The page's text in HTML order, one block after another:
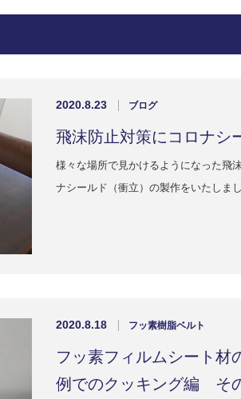
2020.8.23 ブログ
飛沫防止対策にコロナシ
様々な場所で見かけるようになった飛
ナシールド（衝立）の製作をいたしま
2020.8.18 フッ素樹脂ベルト
フッ素フィルムシート材
例でのクッキング編 そ